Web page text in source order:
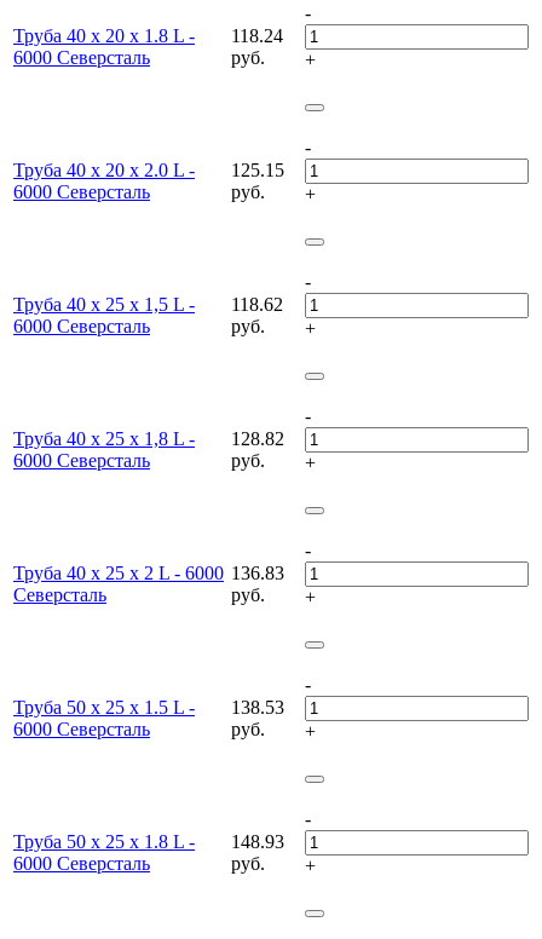
Труба 40 х 20 х 1.8 L -
6000 Северсталь
118.24
руб.
-
+
Труба 40 х 20 х 2.0 L -
6000 Северсталь
125.15
руб.
-
+
Труба 40 х 25 х 1,5 L -
6000 Северсталь
118.62
руб.
-
+
Труба 40 х 25 х 1,8 L -
6000 Северсталь
128.82
руб.
-
+
Труба 40 х 25 х 2 L - 6000
Северсталь
136.83
руб.
-
+
Труба 50 х 25 х 1.5 L -
6000 Северсталь
138.53
руб.
-
+
Труба 50 х 25 х 1.8 L -
6000 Северсталь
148.93
руб.
-
+